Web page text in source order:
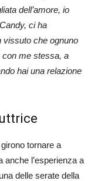
dell’amore, io
ci ha
vissuto che ognuno
con me stessa, a
hai una relazione
tornare a
l’esperienza a
delle serate della